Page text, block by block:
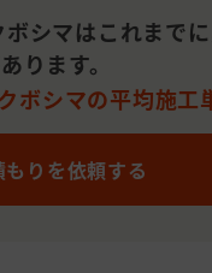
シマはこれまで
ります。
シマの平均施工
りを依頼する